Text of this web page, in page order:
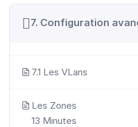
7. Configuration
7.1 Les VLans
Les Zones
13 Minutes